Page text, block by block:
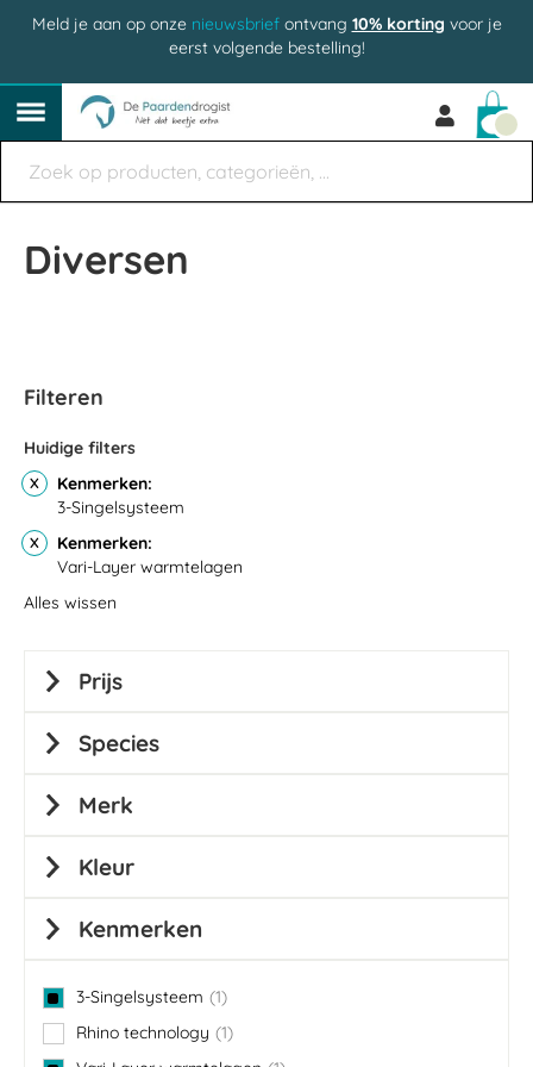
Meld je aan op onze nieuwsbriefontvang 10% korting voor je
eerst volgende bestelling!
Diversen
Filteren
Huidige filters
Kenmerken
3-Singelsysteem
Kenmerken
Vari-Layer warmtelagen
Alles wissen
Prijs
Species
Merk
Kleur
Kenmerken
3-Singelsysteem 1
item
Rhino technology
1
item